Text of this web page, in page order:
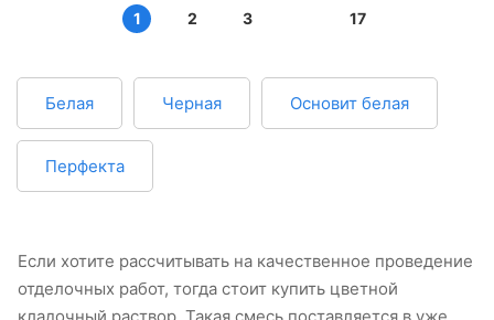
1 2 3 17
Белая Черная Основит белая
Перфекта
Если хотите рассчитывать на качественное проведение
отделочных работ, тогда стоит купить цветной